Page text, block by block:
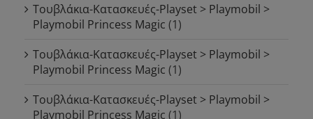
Τουβλάκια-Κατασκευές-Playset > Playmobil >
Playmobil Princess Magic (1)
Τουβλάκια-Κατασκευές-Playset > Playmobil >
Playmobil Princess Magic (1)
Τουβλάκια-Κατασκευές-Playset > Playmobil >
Playmobil Princess Magic (1)